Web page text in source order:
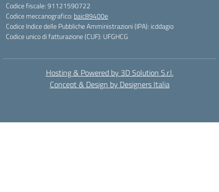
Codice fiscale: 91121590722
Codice meccanografico: baic89400e
Codice Indice delle Pubbliche Amministrazioni (IPA): icddagio
Codice unico di fatturazione (CUF): UFGHCG
Hosting & Powered by 3D Solution S.r.l.
Concept & Design by Designers Italia